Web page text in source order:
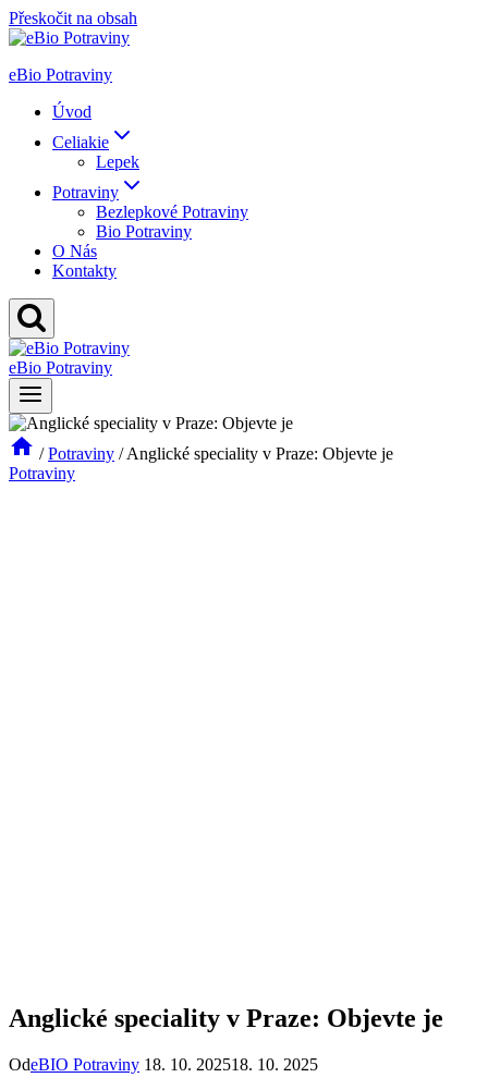
Přeskočit na obsah
eBio Potraviny
Úvod
Celiakie
Lepek
Potraviny
Bezlepkové Potraviny
Bio Potraviny
O Nás
Kontakty
eBio Potraviny
/ Potraviny / Anglické speciality v Praze: Objevte je
Potraviny
Anglické speciality v Praze: Objevte je
OdeBIO Potraviny 18. 10. 202518. 10. 2025